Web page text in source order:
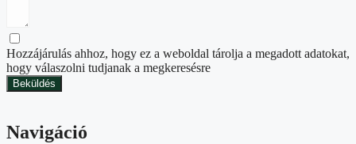
Hozzájárulás ahhoz, hogy ez a weboldal tárolja a megadott adatokat,
hogy válaszolni tudjanak a megkeresésre
Beküldés
Navigáció